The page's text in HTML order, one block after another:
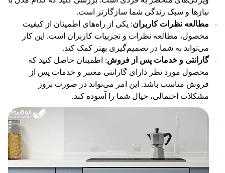
نیازها و سبک زندگی شما سازگارتر است.
مطالعه نظرات کاربران: یکی از راه‌های اطمینان از کیفیت
محصول، مطالعه نظرات و تجربیات کاربران است. این کار
می‌تواند به شما در تصمیم‌گیری بهتر کمک کند.
گارانتی و خدمات پس از فروش: اطمینان حاصل کنید که
محصول مورد نظر دارای گارانتی معتبر و خدمات پس از
فروش مناسب باشد. این امر می‌تواند در صورت بروز
مشکلات احتمالی، خیال شما را آسوده کند.